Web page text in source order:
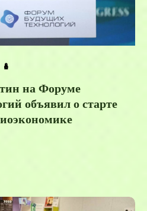
на Форуме
объявил о старте